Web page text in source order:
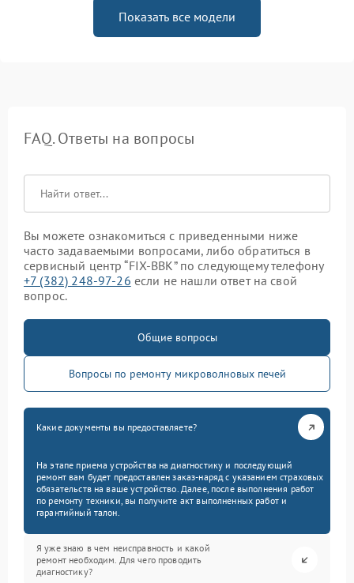
Показать все модели
FAQ. Ответы на вопросы
Вы можете ознакомиться с приведенными ниже
часто задаваемыми вопросами, либо обратиться в
сервисный центр “FIX-BBK” по следующему телефону
+7 (382) 248-97-26 если не нашли ответ на свой
вопрос.
Общие вопросы
Вопросы по ремонту микроволновых печей
Какие документы вы предоставляете?
На этапе приема устройства на диагностику и последующий
ремонт вам будет предоставлен заказ-наряд с указанием страховых
обязательств на ваше устройство. Далее, после выполнения работ
по ремонту техники, вы получите акт выполненных работ и
гарантийный талон.
Я уже знаю в чем неисправность и какой
ремонт необходим. Для чего проводить
диагностику?